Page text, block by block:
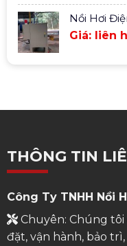
Nồi Hơi
Giá: liên
THÔNG TIN
Công Ty TNHH Nồi
Chuyên: Chúng tôi
đặt, vận hành, bảo